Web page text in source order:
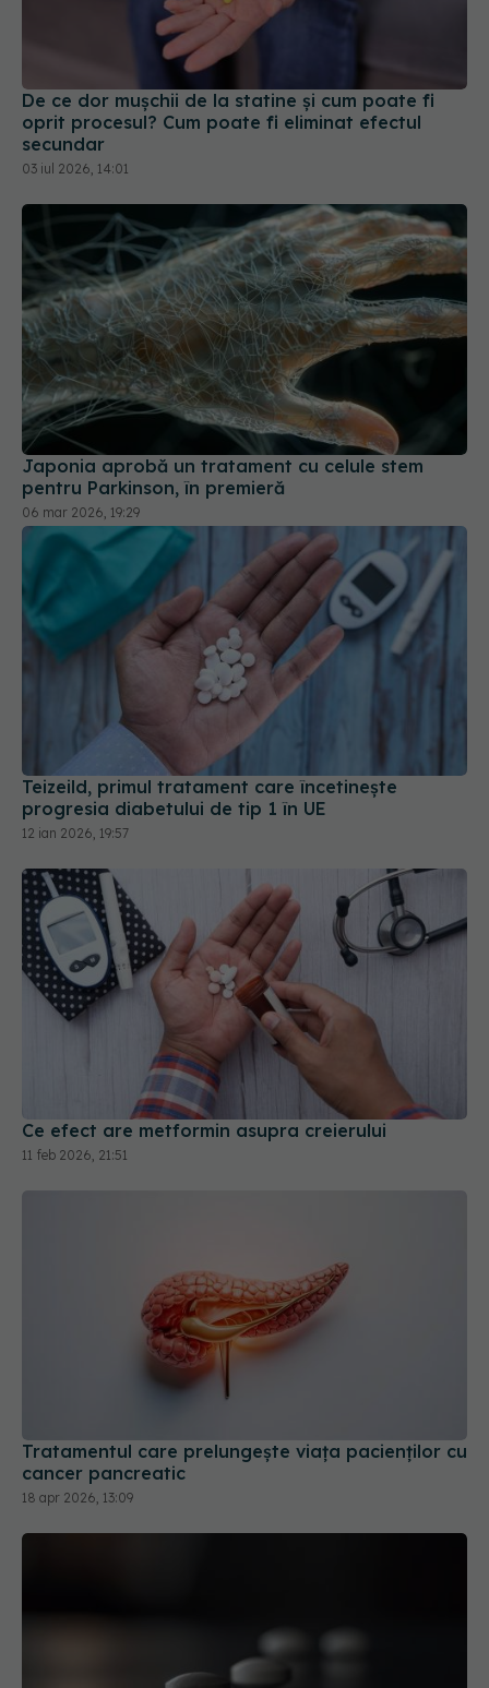
De ce dor mușchii de la statine și cum poate fi
oprit procesul? Cum poate fi eliminat efectul
secundar
03 iul 2026, 14:01
Japonia aprobă un tratament cu celule stem
pentru Parkinson, în premieră
06 mar 2026, 19:29
Teizeild, primul tratament care încetinește
progresia diabetului de tip 1 în UE
12 ian 2026, 19:57
Ce efect are metformin asupra creierului
11 feb 2026, 21:51
Tratamentul care prelungește viața pacienților cu
cancer pancreatic
18 apr 2026, 13:09